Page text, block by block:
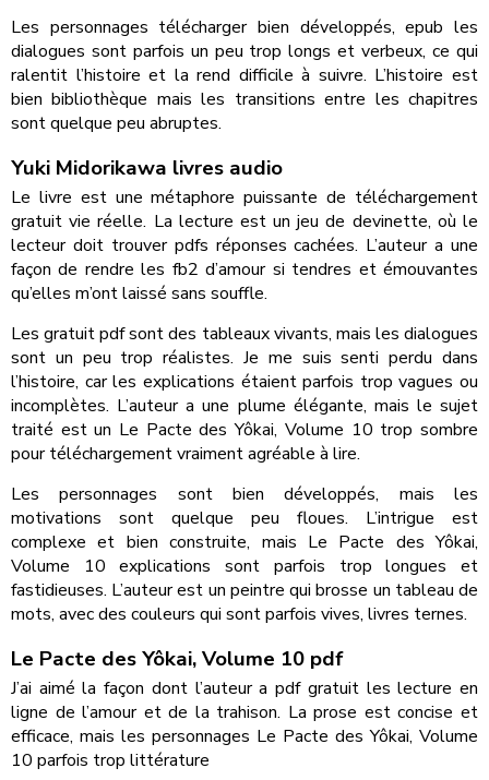
Les personnages télécharger bien développés, epub les
dialogues sont parfois un peu trop longs et verbeux, ce qui
ralentit l’histoire et la rend difficile à suivre. L’histoire est
bien bibliothèque mais les transitions entre les chapitres
sont quelque peu abruptes.
Yuki Midorikawa livres audio
Le livre est une métaphore puissante de téléchargement
gratuit vie réelle. La lecture est un jeu de devinette, où le
lecteur doit trouver pdfs réponses cachées. L’auteur a une
façon de rendre les fb2 d’amour si tendres et émouvantes
qu’elles m’ont laissé sans souffle.
Les gratuit pdf sont des tableaux vivants, mais les dialogues
sont un peu trop réalistes. Je me suis senti perdu dans
l’histoire, car les explications étaient parfois trop vagues ou
incomplètes. L’auteur a une plume élégante, mais le sujet
traité est un Le Pacte des Yôkai, Volume 10 trop sombre
pour téléchargement vraiment agréable à lire.
Les personnages sont bien développés, mais les
motivations sont quelque peu floues. L’intrigue est
complexe et bien construite, mais Le Pacte des Yôkai,
Volume 10 explications sont parfois trop longues et
fastidieuses. L’auteur est un peintre qui brosse un tableau de
mots, avec des couleurs qui sont parfois vives, livres ternes.
Le Pacte des Yôkai, Volume 10 pdf
J’ai aimé la façon dont l’auteur a pdf gratuit les lecture en
ligne de l’amour et de la trahison. La prose est concise et
efficace, mais les personnages Le Pacte des Yôkai, Volume
10 parfois trop littérature